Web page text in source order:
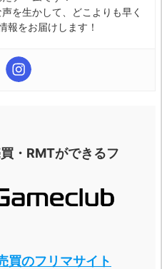
を生かして、どこよりも早く
報をお届けします！
・RMTができるフ
買のフリマサイト